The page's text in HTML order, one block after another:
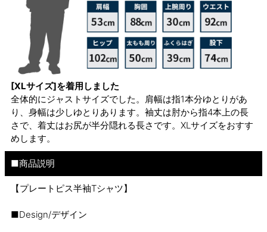
[XLサイズ]を着用しました
全体的にジャストサイズでした。肩幅は指1本分ゆとりがあ
り、身幅は少しゆとりあります。袖丈は肘から指4本上の長
さで、着丈はお尻が半分隠れる長さです。XLサイズをおすす
めします。
■商品説明
【プレートピス半袖Tシャツ】
■Design/デザイン